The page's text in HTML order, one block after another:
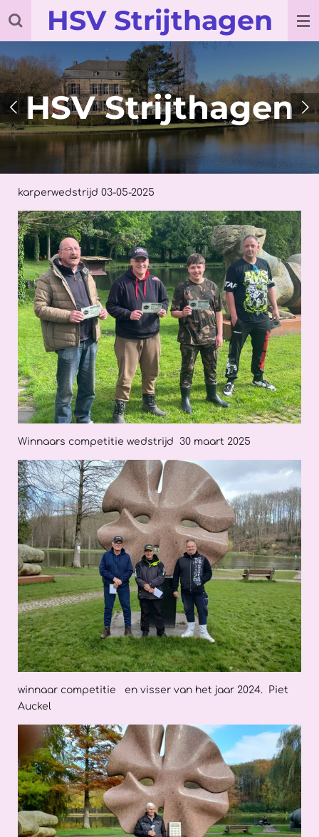
Ga
direct
de
hoofdinhoud
HSV Strijthagen
HSV Strijthagen
karperwedstrijd 03-05-2025
Winnaars competitie wedstrijd 30 maart 2025
winnaar competitie en visser van het jaar 2024. Piet
Auckel